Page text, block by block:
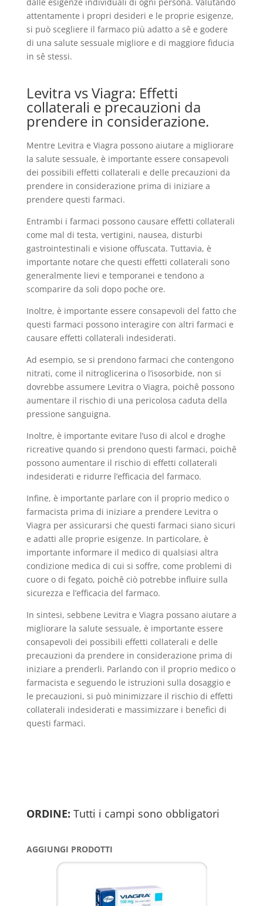
attentamente i propri desideri e le proprie esigenze,
si può scegliere il farmaco più adatto a sê e godere
di una salute sessuale migliore e di maggiore fiducia
in sê stessi.
Levitra vs Viagra: Effetti
collaterali e precauzioni da
prendere in considerazione.
Mentre Levitra e Viagra possono aiutare a migliorare
la salute sessuale, è importante essere consapevoli
dei possibili effetti collaterali e delle precauzioni da
prendere in considerazione prima di iniziare a
prendere questi farmaci.
Entrambi i farmaci possono causare effetti collaterali
come mal di testa, vertigini, nausea, disturbi
gastrointestinali e visione offuscata. Tuttavia, è
importante notare che questi effetti collaterali sono
generalmente lievi e temporanei e tendono a
scomparire da soli dopo poche ore.
Inoltre, è importante essere consapevoli del fatto che
questi farmaci possono interagire con altri farmaci e
causare effetti collaterali indesiderati.
Ad esempio, se si prendono farmaci che contengono
nitrati, come il nitroglicerina o l’isosorbide, non si
dovrebbe assumere Levitra o Viagra, poichê possono
aumentare il rischio di una pericolosa caduta della
pressione sanguigna.
Inoltre, è importante evitare l’uso di alcol e droghe
ricreative quando si prendono questi farmaci, poichê
possono aumentare il rischio di effetti collaterali
indesiderati e ridurre l’efficacia del farmaco.
Infine, è importante parlare con il proprio medico o
farmacista prima di iniziare a prendere Levitra o
Viagra per assicurarsi che questi farmaci siano sicuri
e adatti alle proprie esigenze. In particolare, è
importante informare il medico di qualsiasi altra
condizione medica di cui si soffre, come problemi di
cuore o di fegato, poichê ciò potrebbe influire sulla
sicurezza e l’efficacia del farmaco.
In sintesi, sebbene Levitra e Viagra possano aiutare a
migliorare la salute sessuale, è importante essere
consapevoli dei possibili effetti collaterali e delle
precauzioni da prendere in considerazione prima di
iniziare a prenderli. Parlando con il proprio medico o
farmacista e seguendo le istruzioni sulla dosaggio e
le precauzioni, si può minimizzare il rischio di effetti
collaterali indesiderati e massimizzare i benefici di
questi farmaci.
ORDINE: Tutti i campi sono obbligatori
AGGIUNGI PRODOTTI